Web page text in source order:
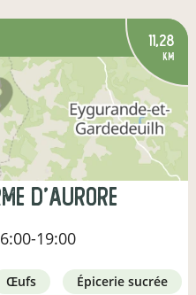
11,28
km
d'aurore
19:00
œufs
épicerie sucrée